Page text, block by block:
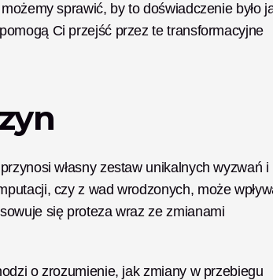
sprawić, by to doświadczenie było
Ci przejść przez te transformacyjne
własny zestaw unikalnych wyzwań i
czy z wad wrodzonych, może
się proteza wraz ze zmianami
o zrozumienie, jak zmiany w przebiegu